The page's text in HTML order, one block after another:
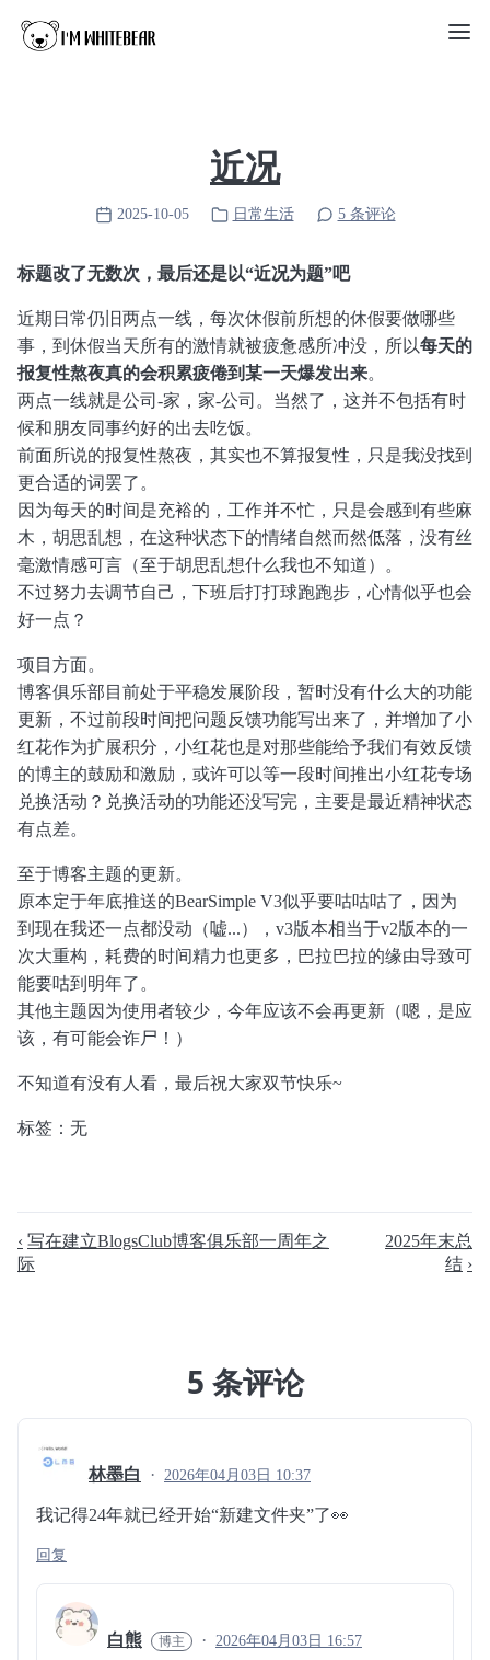
近况
2025-10-05 日常生活 5 条评论
标题改了无数次，最后还是以“近况为题”吧
近期日常仍旧两点一线，每次休假前所想的休假要做哪些
事，到休假当天所有的激情就被疲惫感所冲没，所以每天的
报复性熬夜真的会积累疲倦到某一天爆发出来。
两点一线就是公司-家，家-公司。当然了，这并不包括有时
候和朋友同事约好的出去吃饭。
前面所说的报复性熬夜，其实也不算报复性，只是我没找到
更合适的词罢了。
因为每天的时间是充裕的，工作并不忙，只是会感到有些麻
木，胡思乱想，在这种状态下的情绪自然而然低落，没有丝
毫激情感可言（至于胡思乱想什么我也不知道）。
不过努力去调节自己，下班后打打球跑跑步，心情似乎也会
好一点？
项目方面。
博客俱乐部目前处于平稳发展阶段，暂时没有什么大的功能
更新，不过前段时间把问题反馈功能写出来了，并增加了小
红花作为扩展积分，小红花也是对那些能给予我们有效反馈
的博主的鼓励和激励，或许可以等一段时间推出小红花专场
兑换活动？兑换活动的功能还没写完，主要是最近精神状态
有点差。
至于博客主题的更新。
原本定于年底推送的BearSimple V3似乎要咕咕咕了，因为
到现在我还一点都没动（嘘...），v3版本相当于v2版本的一
次大重构，耗费的时间精力也更多，巴拉巴拉的缘由导致可
能要咕到明年了。
其他主题因为使用者较少，今年应该不会再更新（嗯，是应
该，有可能会诈尸！）
不知道有没有人看，最后祝大家双节快乐~
标签：无
写在建立BlogsClub博客俱乐部一周年之
际
2025年末总
结
5 条评论
林墨白 2026年04月03日 10:37
我记得24年就已经开始“新建文件夹”了👀
回复
白熊 2026年04月03日 16:57